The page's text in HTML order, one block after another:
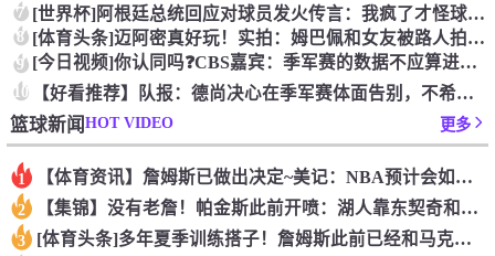
7 [世界杯]阿根廷总统回应对球员发火传言：我疯了才怪球员？全是
8 [体育头条]迈阿密真好玩！实拍：姆巴佩和女友被路人拍到在夜店
9 [今日视频]你认同吗❓️CBS嘉宾：季军赛的数据不应算进去，
10 【好看推荐】队报：德尚决心在季军赛体面告别，不希望以两连败收
篮球新闻HOT VIDEO 更多
1 【体育资讯】詹姆斯已做出决定~美记：NBA预计会如期公布新赛
2 【集锦】没有老詹！帕金斯此前开喷：湖人靠东契奇和里夫斯没人会
3 [体育头条]多年夏季训练搭子！詹姆斯此前已经和马克西一同训练